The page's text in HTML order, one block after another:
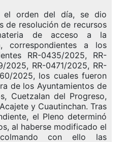
el orden del día, se dio
de resolución de recursos
de acceso a la
correspondientes a los
RR-0435/2025, RR-
2025, RR-0471/2025, RR-
2025, los cuales fueron
de los Ayuntamientos de
Cuetzalan del Progreso,
y Cuautinchan. Tras
el Pleno determinó
al haberse modificado el
con ello las